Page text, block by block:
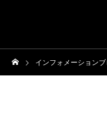
インフォメーション